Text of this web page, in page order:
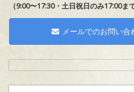
（9:00〜17:30・土日祝日のみ17:00ま
メールでのお問い合